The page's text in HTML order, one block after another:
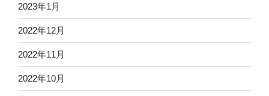
2023年1月
2022年12月
2022年11月
2022年10月